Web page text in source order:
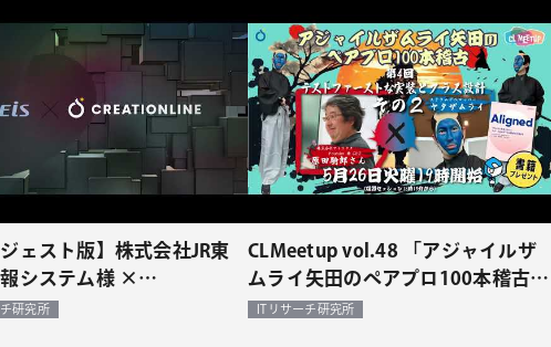
ェスト版】株式会社JR東
システム様 ×
-アジャイル伴走型
研究所
CLMeetup vol.48 「アジャイルザ
ムライ矢田のペアプロ100本稽古
【原田騎郎さんとテストファース
ITリサーチ研究所